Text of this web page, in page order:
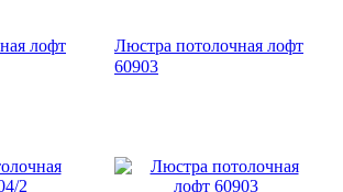
лофт
Люстра потолочная лофт
60903